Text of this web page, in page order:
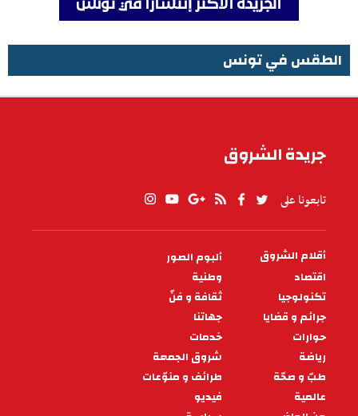
الطقس في تونس
جريدة الشروق
تابعونا على
PIED
DE
PAGE
أقلام الشروق
ألبوم الصور
اقتصاد
وطنية
تكنولوجيا
ثقافة و فنّ
جرائم و قضايا
جهاتنا
حوارات
خدمات
رياضة
شروق الجمعة
طبّ و صحّة
طرائف و منوّعات
عالمية
فيديو